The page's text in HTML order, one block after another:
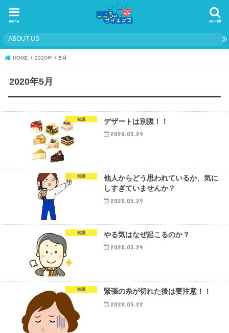
search
menu
ABOUT US
HOME 2020年 5月
2020年5月
知識 デザートは別腹！！
2020.05.29
知識
他人からどう思われているか、気に
しすぎていませんか？
2020.05.29
知識 やる気はなぜ起こるのか？
2020.05.29
知識 緊張の糸が切れた後は要注意！！
2020.05.22